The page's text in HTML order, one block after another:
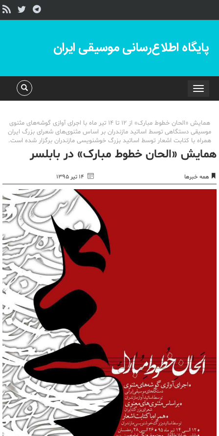
پایگاه اطلاع‌رسانی موسیقی ایران
Toggle
navigation
همایش «الحان خطوط مبارک» از ١٢ تا ١٤ تیر ماه با اجرای آوازی گوشه‌های مثنوی
موسیقی دستگاهی توسط اساتید مازندران بر اساس مثنوی‌های شعرای بزرگ ایران
همراه با کتابت اشعار توسط اساتید بزرگ خوشنویسی مازندران برگزار شده است.
همایش «الحان خطوط مبارک» در بابلسر
همه خبرها ۱۴ تیر ۱۳۹۵